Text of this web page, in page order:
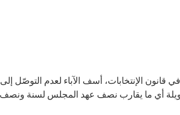
في قانون الإنتخابات، أسف الآباء لعدم التوصّل
أي ما يقارب نصف عهد المجلس لسنة